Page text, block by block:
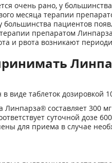
очень рано, у
месяца терапии
большинства пациентов
препаратом
и рвота возникают
в виде таблеток дозировкой
Линпарза® составляет 300
суточной дозе
для приема в случае